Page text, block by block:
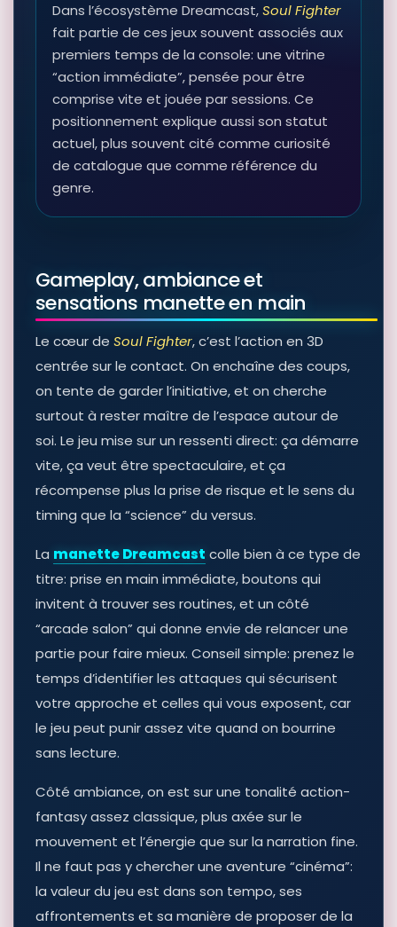
Dans l’écosystème Dreamcast,Soul Fighter
fait partie de ces jeux souvent associés aux
premiers temps de la console: une vitrine
“action immédiate”, pensée pour être
comprise vite et jouée par sessions. Ce
positionnement explique aussi son statut
actuel, plus souvent cité comme curiosité
de catalogue que comme référence du
genre.
Gameplay, ambiance et
sensations manette en main
Le cœur de Soul Fighter, c’est l’action en 3D
centrée sur le contact. On enchaîne des coups,
on tente de garder l’initiative, et on cherche
surtout à rester maître de l’espace autour de
soi. Le jeu mise sur un ressenti direct: ça démarre
vite, ça veut être spectaculaire, et ça
récompense plus la prise de risque et le sens du
timing que la “science” du versus.
La manette Dreamcast colle bien à ce type de
titre: prise en main immédiate, boutons qui
invitent à trouver ses routines, et un côté
“arcade salon” qui donne envie de relancer une
partie pour faire mieux. Conseil simple: prenez le
temps d’identifier les attaques qui sécurisent
votre approche et celles qui vous exposent, car
le jeu peut punir assez vite quand on bourrine
sans lecture.
Côté ambiance, on est sur une tonalité action-
fantasy assez classique, plus axée sur le
mouvement et l’énergie que sur la narration fine.
Il ne faut pas y chercher une aventure “cinéma”:
la valeur du jeu est dans son tempo, ses
affrontements et sa manière de proposer de la